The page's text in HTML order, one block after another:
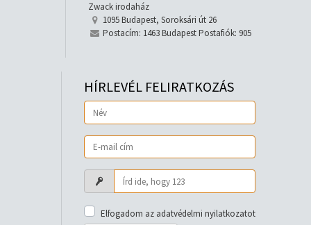
Zwack irodaház
1095 Budapest, Soroksári út 26
Postacím: 1463 Budapest Postafiók: 905
HÍRLEVÉL FELIRATKOZÁS
Elfogadom az adatvédelmi nyilatkozatot